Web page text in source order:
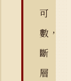
可
數，
斷
層